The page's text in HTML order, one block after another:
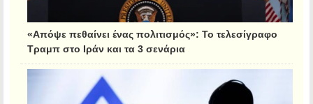
«Απόψε πεθαίνει ένας πολιτισμός»: Το τελεσίγραφο
Τραμπ στο Ιράν και τα 3 σενάρια